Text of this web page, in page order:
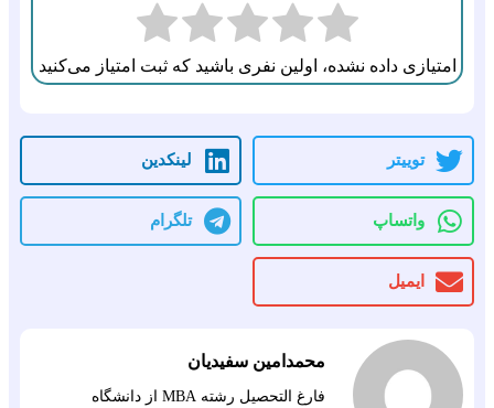
امتیازی داده نشده، اولین نفری باشید که ثبت امتیاز می‌کنید
توییتر لینکدین
واتساپ تلگرام
ایمیل
محمدامین سفیدیان
فارغ التحصیل رشته MBA از دانشگاه